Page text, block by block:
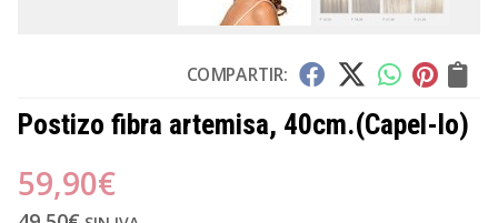
COMPARTIR:
Postizo fibra artemisa, 40cm.(Capel-lo)
59,90€